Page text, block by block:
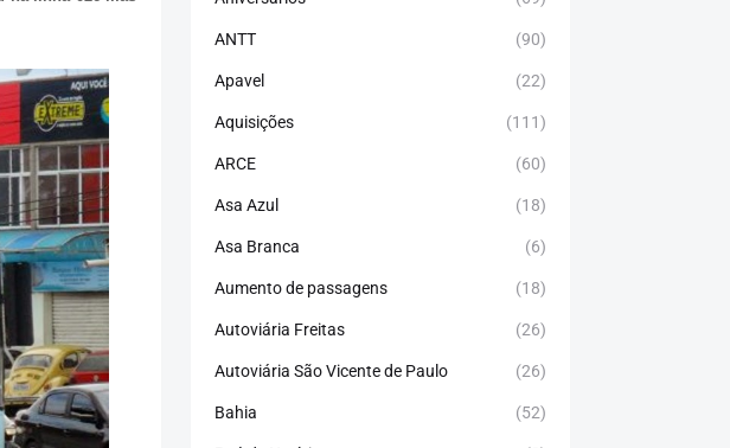
ANTT (90)
Apavel (22)
Aquisições (111)
ARCE (60)
Asa Azul (18)
Asa Branca (6)
Aumento de passagens (18)
Autoviária Freitas (26)
Autoviária São Vicente de Paulo (26)
Bahia (52)